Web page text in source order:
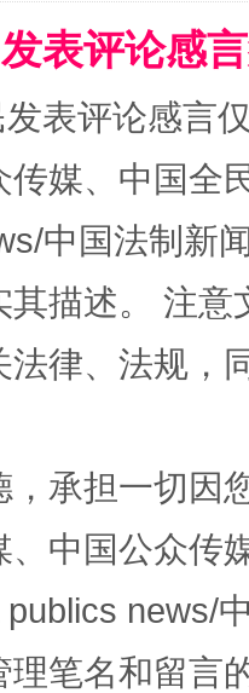
作
如何以
境
表评论感
表评论感言
媒、中国全
中国法制新
其描述。 注
法律、法规，
承担一切因
、中国公众传
news/
理笔名和留言